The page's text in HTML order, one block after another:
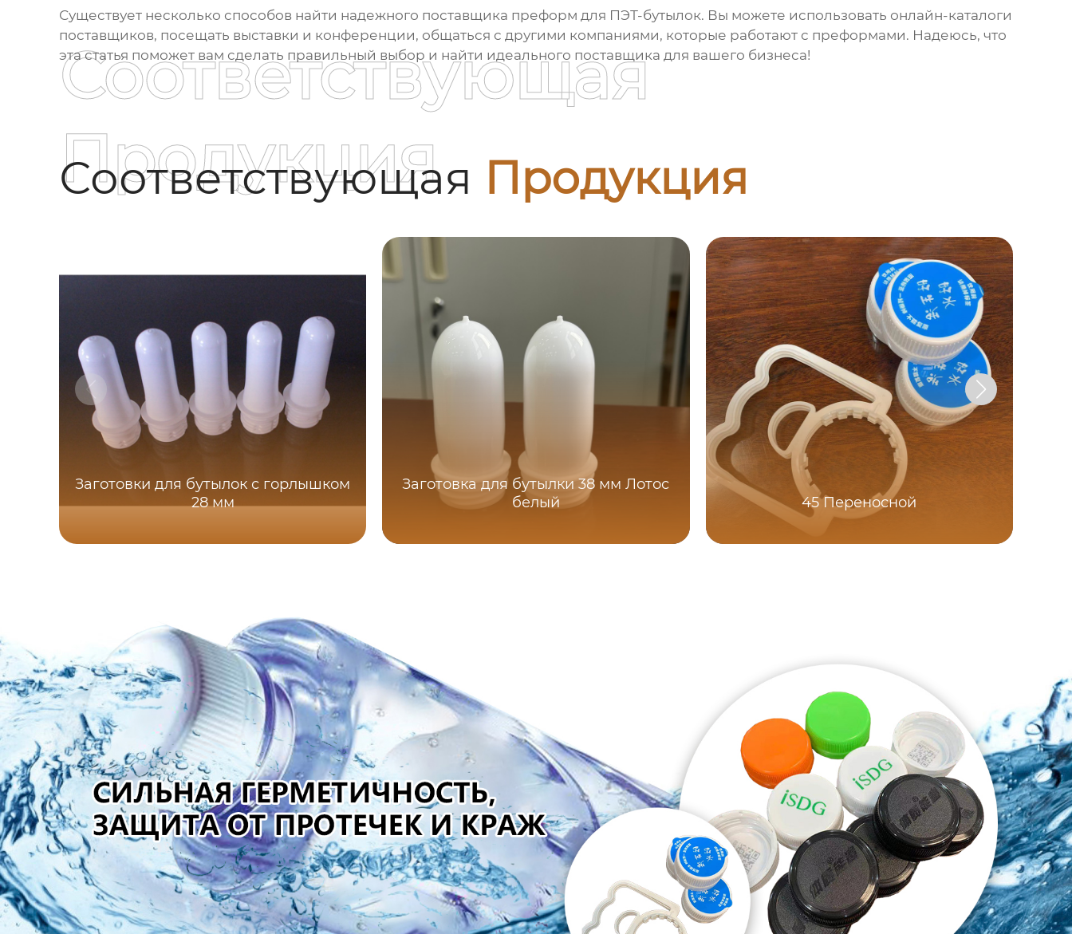
Существует несколько способов найти надежного поставщика преформ для ПЭТ-бутылок. Вы можете использовать онлайн-каталоги
поставщиков, посещать выставки и конференции, общаться с другими компаниями, которые работают с преформами. Надеюсь, что
эта статья поможет вам сделать правильный выбор и найти идеального поставщика для вашего бизнеса!
Соответствующая Продукция
Соответствующая
Продукция
Заготовки для бутылок с горлышком
28 мм
Заготовка для бутылки 38 мм Лотос
белый
45 Переносной